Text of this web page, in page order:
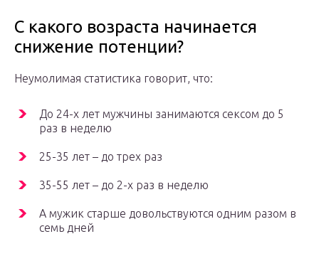
С какого возраста начинается
снижение потенции?
Неумолимая статистика говорит, что:
До 24-х лет мужчины занимаются сексом до 5
раз в неделю
25-35 лет – до трех раз
35-55 лет – до 2-х раз в неделю
А мужик старше довольствуются одним разом в
семь дней